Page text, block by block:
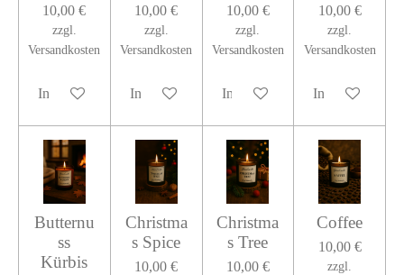
10,00 €
zzgl.
Versandkosten
In den Warenkorb
10,00 €
zzgl.
Versandkosten
In den Warenkorb
10,00 €
zzgl.
Versandkosten
In den Warenkorb
10,00 €
zzgl.
Versandkosten
In den
Butternu
ss
Kürbis
Christma
s Spice
10,00 €
Christma
s Tree
10,00 €
Coffee
10,00 €
zzgl.